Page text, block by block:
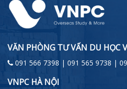
VĂN PHÒNG TƯ VẤN DU HỌC
091 566 7398 | 091 565 9738 |
VNPC HÀ NỘI